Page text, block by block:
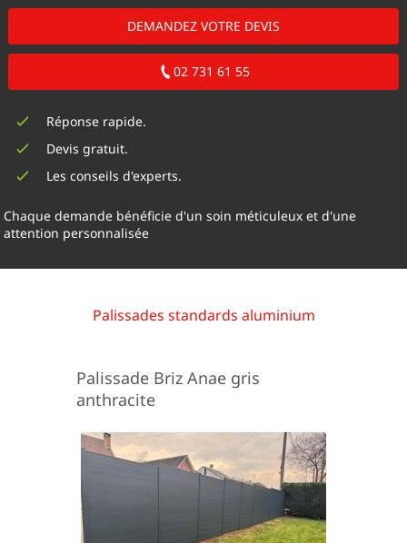
DEMANDEZ VOTRE DEVIS
02 731 61 55
Réponse rapide.
Devis gratuit.
Les conseils d'experts.
Chaque demande bénéficie d'un soin méticuleux et d'une
attention personnalisée
Palissades standards aluminium
Palissade Briz Anae gris
anthracite